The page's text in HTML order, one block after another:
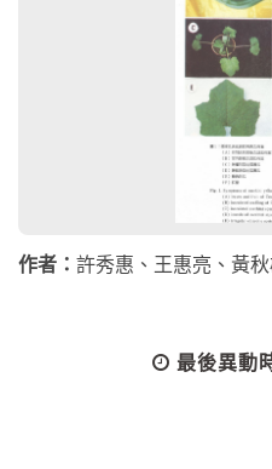
作者： 許秀惠、王惠亮、黃秋
最後異動